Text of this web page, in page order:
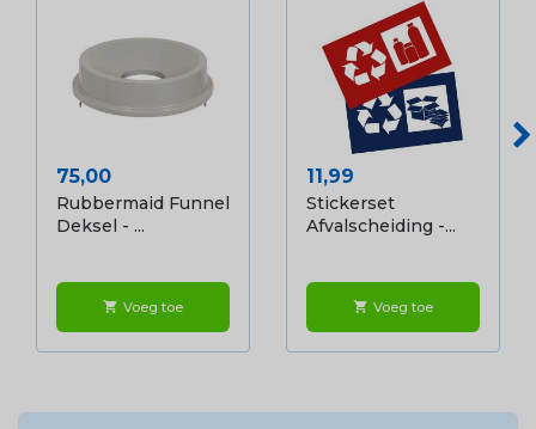
Prijs
75,00
Rubbermaid Funnel
Deksel - ...
shopping_cart Voeg toe
Prijs
11,99
Stickerset
Afvalscheiding -...
shopping_cart Voeg toe